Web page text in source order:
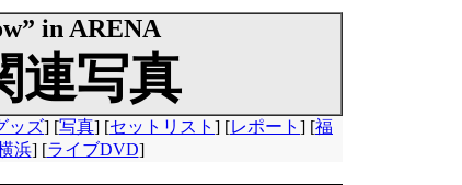
in ARENA
連写真
ッズ] [写真] [セットリスト ] [レポート ] [福
浜] [ライブDVD]